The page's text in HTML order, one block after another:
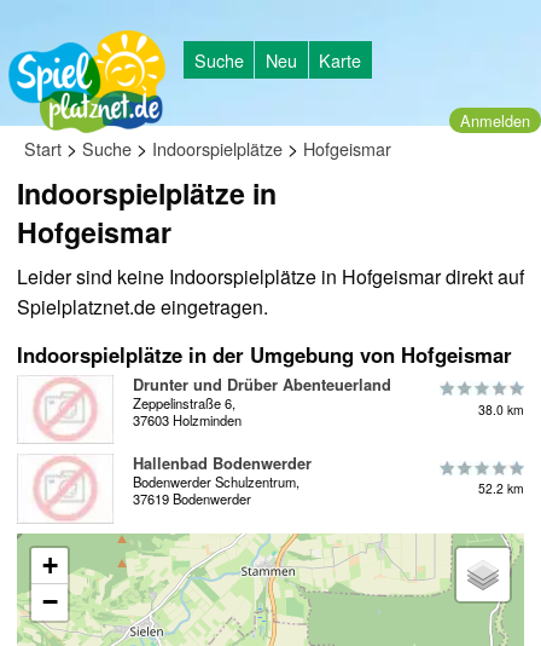
Suche Neu Karte
Anmelden
Start > Suche > Indoorspielplätze > Hofgeismar
Indoorspielplätze in
Hofgeismar
Leider sind keine Indoorspielplätze in Hofgeismar direkt auf
Spielplatznet.de eingetragen.
Indoorspielplätze in der Umgebung von Hofgeismar
Drunter und Drüber Abenteuerland
Zeppelinstraße 6,
37603 Holzminden
38.0 km
Hallenbad Bodenwerder
Bodenwerder Schulzentrum,
37619 Bodenwerder
52.2 km
+
−